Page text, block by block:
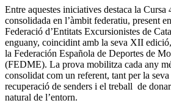
Entre aquestes iniciatives destaca la Cursa
consolidada en l’àmbit federatiu, present
Federació d’Entitats Excursionistes de
enguany, coincidint amb la seva XII
la Federación Española de Deportes de
(FEDME). La prova mobilitza cada any
consolidat com un referent, tant per la
recuperació de senders i el treball de
natural de l’entorn.